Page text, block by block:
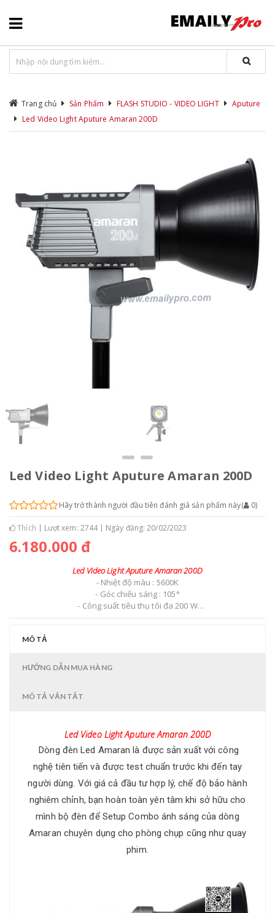
Trang chủ Sản Phẩm FLASH STUDIO - VIDEO LIGHT
Aputure
Led Video Light Aputure Amaran 200D
Led Video Light Aputure Amaran 200D
Hãy trở thành người đầu tiên đánh giá sản phẩm này( 0)
Thích Lượt xem: 2744 Ngày đăng: 20/02/2023
6.180.000 đ
Led Video Light Aputure Amaran 200D
- Nhiệt độ màu : 5600K
- Góc chiếu sáng : 105°
- Công suất tiêu thụ tối đa 200 W
- Có thể chỉnh công suất bằng Remote, Bluetooth đến 80m
- AC Input : 100 ~ 240 VAC, 50 / 60 Hz
- Chất liệu vỏ : Polycarbonate
- Nguồn : AC Adapter 1.5m
- Kích thước : 16,0 * 20,0 * 34,0 cm
- Trọng lượng : 1,577 Gram
MÔ TẢ
HƯỚNG DẪN MUA HÀNG
MÔ TẢ VẮN TẮT
Led Video Light Aputure Amaran 200D
Dòng đèn Led Amaran là được sản xuất với công
nghệ tiên tiến và được test chuẩn trước khi đến tay
người dùng. Với giá cả đầu tư hợp lý, chế độ bảo hành
nghiêm chỉnh, bạn hoàn toàn yên tâm khi sở hữu cho
mình bộ đèn để Setup Combo ánh sáng của dòng
Amaran chuyên dụng cho phòng chụp cũng như quay
phim.